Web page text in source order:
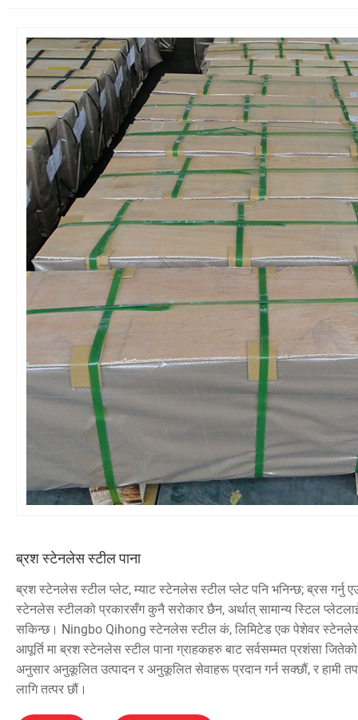
ब्रश स्टेनलेस स्टील पाना
ब्रश स्टेनलेस स्टील प्लेट, म्याट स्टेनलेस स्टील प्लेट पनि भनिन्छ; ब्रस गर्नु
स्टेनलेस स्टीलको प्रकारसँग कुनै सरोकार छैन, अर्थात् सामान्य स्टिल
सकिन्छ। Ningbo Qihong स्टेनलेस स्टील कं, लिमिटेड एक पेशेवर स्टेनलेस
आपूर्ति मा ब्रश स्टेनलेस स्टील पाना ग्राहकहरु बाट सर्वसम्मत प्रशंसा
अनुसार अनुकूलित उत्पादन र अनुकूलित सेवाहरू प्रदान गर्न सक्छौं, र हामी
लागि तत्पर छौं।